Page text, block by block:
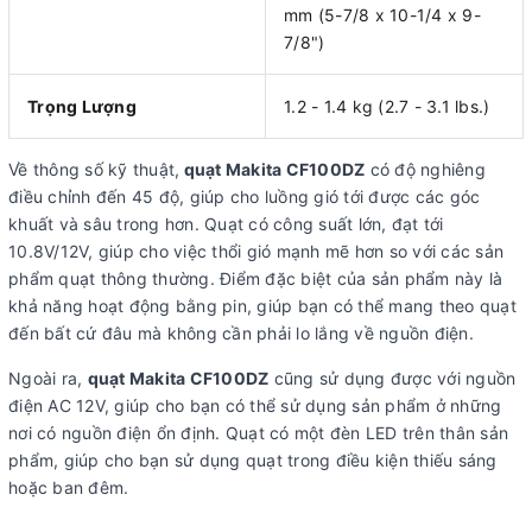
mm (5-7/8 x 10-1/4 x 9-
7/8")
Trọng Lượng 1.2 - 1.4 kg (2.7 - 3.1 lbs.)
Về thông số kỹ thuật, quạt Makita CF100DZ có độ nghiêng
điều chỉnh đến 45 độ, giúp cho luồng gió tới được các góc
khuất và sâu trong hơn. Quạt có công suất lớn, đạt tới
10.8V/12V, giúp cho việc thổi gió mạnh mẽ hơn so với các sản
phẩm quạt thông thường. Điểm đặc biệt của sản phẩm này là
khả năng hoạt động bằng pin, giúp bạn có thể mang theo quạt
đến bất cứ đâu mà không cần phải lo lắng về nguồn điện.
Ngoài ra, quạt Makita CF100DZ cũng sử dụng được với nguồn
điện AC 12V, giúp cho bạn có thể sử dụng sản phẩm ở những
nơi có nguồn điện ổn định. Quạt có một đèn LED trên thân sản
phẩm, giúp cho bạn sử dụng quạt trong điều kiện thiếu sáng
hoặc ban đêm.